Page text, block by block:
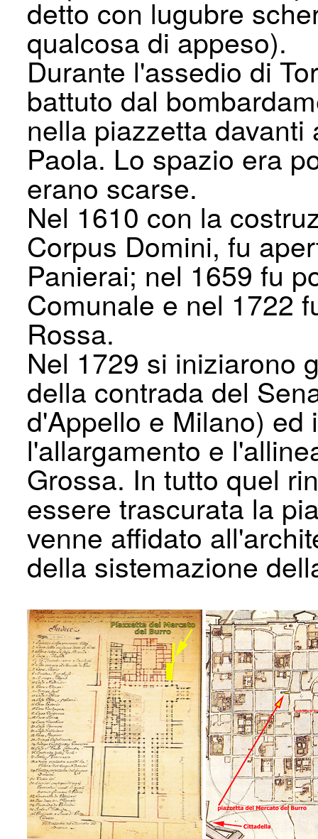
detto con lugubre
qualcosa di appeso).
Durante l'assedio di
battuto dal
nella piazzetta
Paola. Lo spazio era
erano scarse.
Nel 1610 con la
Corpus Domini, fu
Panierai; nel 1659 fu
Comunale e nel 1722
Rossa.
Nel 1729 si iniziarono
della contrada del
d'Appello e Milano)
l'allargamento e
Grossa. In tutto quel
essere trascurata la
venne affidato
della sistemazione